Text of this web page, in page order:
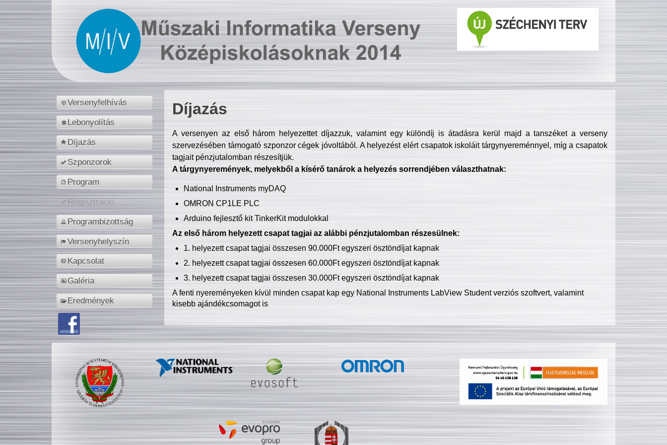
Versenyfelhívás
Lebonyolítás
Díjazás
Szponzorok
Program
Regisztráció
Programbizottság
Versenyhelyszín
Kapcsolat
Galéria
Eredmények
Díjazás
A versenyen az első három helyezettet díjazzuk, valamint egy különdíj is átadásra kerül majd a tanszéket a verseny
szervezésében támogató szponzor cégek jóvoltából. A helyezést elért csapatok iskoláit tárgynyereménnyel, míg a csapatok
tagjait pénzjutalomban részesítjük.
A tárgynyeremények, melyekből a kísérő tanárok a helyezés sorrendjében választhatnak:
National Instruments myDAQ
OMRON CP1LE PLC
Arduino fejlesztő kit TinkerKit modulokkal
Az első három helyezett csapat tagjai az alábbi pénzjutalomban részesülnek:
1. helyezett csapat tagjai összesen 90.000Ft egyszeri ösztöndíjat kapnak
2. helyezett csapat tagjai összesen 60.000Ft egyszeri ösztöndíjat kapnak
3. helyezett csapat tagjai összesen 30.000Ft egyszeri ösztöndíjat kapnak
A fenti nyereményeken kívül minden csapat kap egy National Instruments LabView Student verziós szoftvert, valamint
kisebb ajándékcsomagot is